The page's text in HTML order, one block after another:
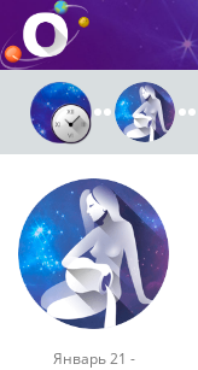
Январь 21 -